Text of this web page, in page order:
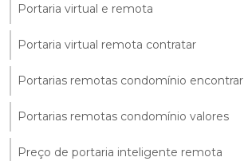
Portaria virtual e remota
Portaria virtual remota contratar
Portarias remotas condomínio encontrar
Portarias remotas condomínio valores
Preço de portaria inteligente remota